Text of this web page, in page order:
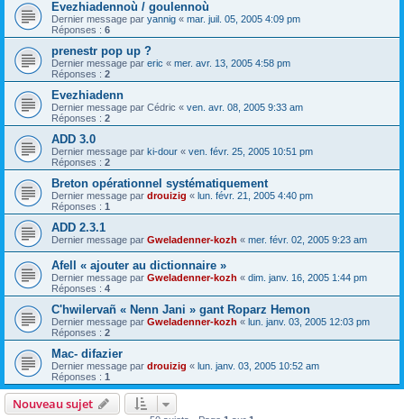
Evezhiadennoù / goulennoù
Dernier message par yannig « mar. juil. 05, 2005 4:09 pm
Réponses : 6
prenestr pop up ?
Dernier message par eric « mer. avr. 13, 2005 4:58 pm
Réponses : 2
Evezhiadenn
Dernier message par Cédric « ven. avr. 08, 2005 9:33 am
Réponses : 2
ADD 3.0
Dernier message par ki-dour « ven. févr. 25, 2005 10:51 pm
Réponses : 2
Breton opérationnel systématiquement
Dernier message par drouizig « lun. févr. 21, 2005 4:40 pm
Réponses : 1
ADD 2.3.1
Dernier message par Gweladenner-kozh « mer. févr. 02, 2005 9:23 am
Afell « ajouter au dictionnaire »
Dernier message par Gweladenner-kozh « dim. janv. 16, 2005 1:44 pm
Réponses : 4
C'hwilervañ « Nenn Jani » gant Roparz Hemon
Dernier message par Gweladenner-kozh « lun. janv. 03, 2005 12:03 pm
Réponses : 2
Mac- difazier
Dernier message par drouizig « lun. janv. 03, 2005 10:52 am
Réponses : 1
Nouveau sujet